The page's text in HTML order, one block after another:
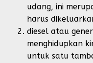
udang, ini
harus
diesel atau
menghidupkan
untuk satu